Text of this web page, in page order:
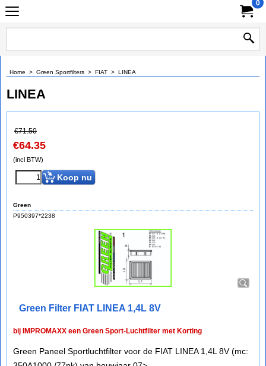
0
Home > Green Sportfilters > FIAT > LINEA
LINEA
€71.50
€64.35
(incl BTW)
Koop nu
Green
P950397*2238
Green Filter FIAT LINEA 1,4L 8V
bij IMPROMAXX een Green Sport-Luchtfilter met Korting
Green Paneel Sportluchtfilter voor de FIAT LINEA 1,4L 8V (mc: